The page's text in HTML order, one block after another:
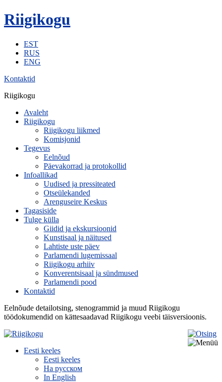
Riigikogu
EST
RUS
ENG
Kontaktid
Riigikogu
Avaleht
Riigikogu
Riigikogu liikmed
Komisjonid
Tegevus
Eelnõud
Päevakorrad ja protokollid
Infoallikad
Uudised ja pressiteated
Otseülekanded
Arenguseire Keskus
Tagasiside
Tulge külla
Giidid ja ekskursioonid
Kunstisaal ja näitused
Lahtiste uste päev
Parlamendi lugemissaal
Riigikogu arhiiv
Konverentsisaal ja sündmused
Parlamendi pood
Kontaktid
Eelnõude detailotsing, stenogrammid ja muud Riigikogu
töödokumendid on kättesaadavad Riigikogu veebi täisversioonis.
Eesti keeles
Eesti keeles
На русском
In English